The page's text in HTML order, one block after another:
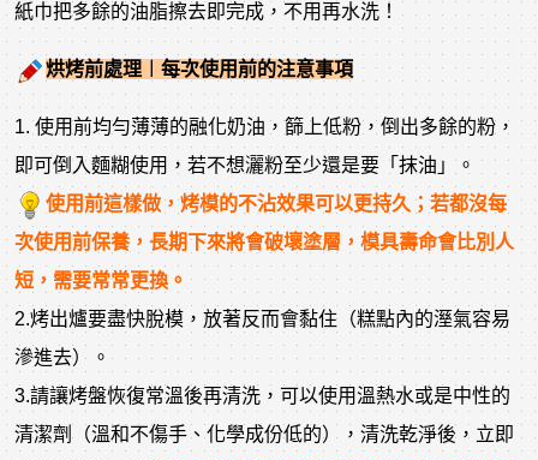
紙巾把多餘的油脂擦去即完成，不用再水洗！
烘烤前處理︱每次使用前的注意事項
1. 使用前均勻薄薄的融化奶油，篩上低粉，倒出多餘的粉，
即可倒入麵糊使用，若不想灑粉至少還是要「抹油」。
使用前這樣做，烤模的不沾效果可以更持久；若都沒每
次使用前保養，長期下來將會破壞塗層，模具壽命會比別人
短，需要常常更換。
2.烤出爐要盡快脫模，放著反而會黏住（糕點內的溼氣容易
滲進去）。
3.請讓烤盤恢復常溫後再清洗，可以使用溫熱水或是中性的
清潔劑（溫和不傷手、化學成份低的），清洗乾淨後，立即